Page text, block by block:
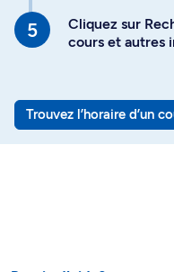
Cliquez sur
cours et autres
Trouvez l’horaire d’un